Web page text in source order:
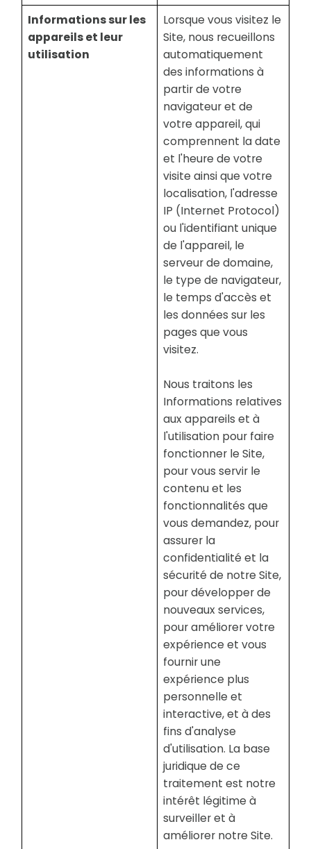
Informations sur les
appareils et leur
utilisation
Lorsque vous visitez le
Site, nous recueillons
automatiquement
des informations à
partir de votre
navigateur et de
votre appareil, qui
comprennent la date
et l'heure de votre
visite ainsi que votre
localisation, l'adresse
IP (Internet Protocol)
ou l'identifiant unique
de l'appareil, le
serveur de domaine,
le type de navigateur,
le temps d'accès et
les données sur les
pages que vous
visitez.
Nous traitons les
Informations relatives
aux appareils et à
l'utilisation pour faire
fonctionner le Site,
pour vous servir le
contenu et les
fonctionnalités que
vous demandez, pour
assurer la
confidentialité et la
sécurité de notre Site,
pour développer de
nouveaux services,
pour améliorer votre
expérience et vous
fournir une
expérience plus
personnelle et
interactive, et à des
fins d'analyse
d'utilisation. La base
juridique de ce
traitement est notre
intérêt légitime à
surveiller et à
améliorer notre Site.